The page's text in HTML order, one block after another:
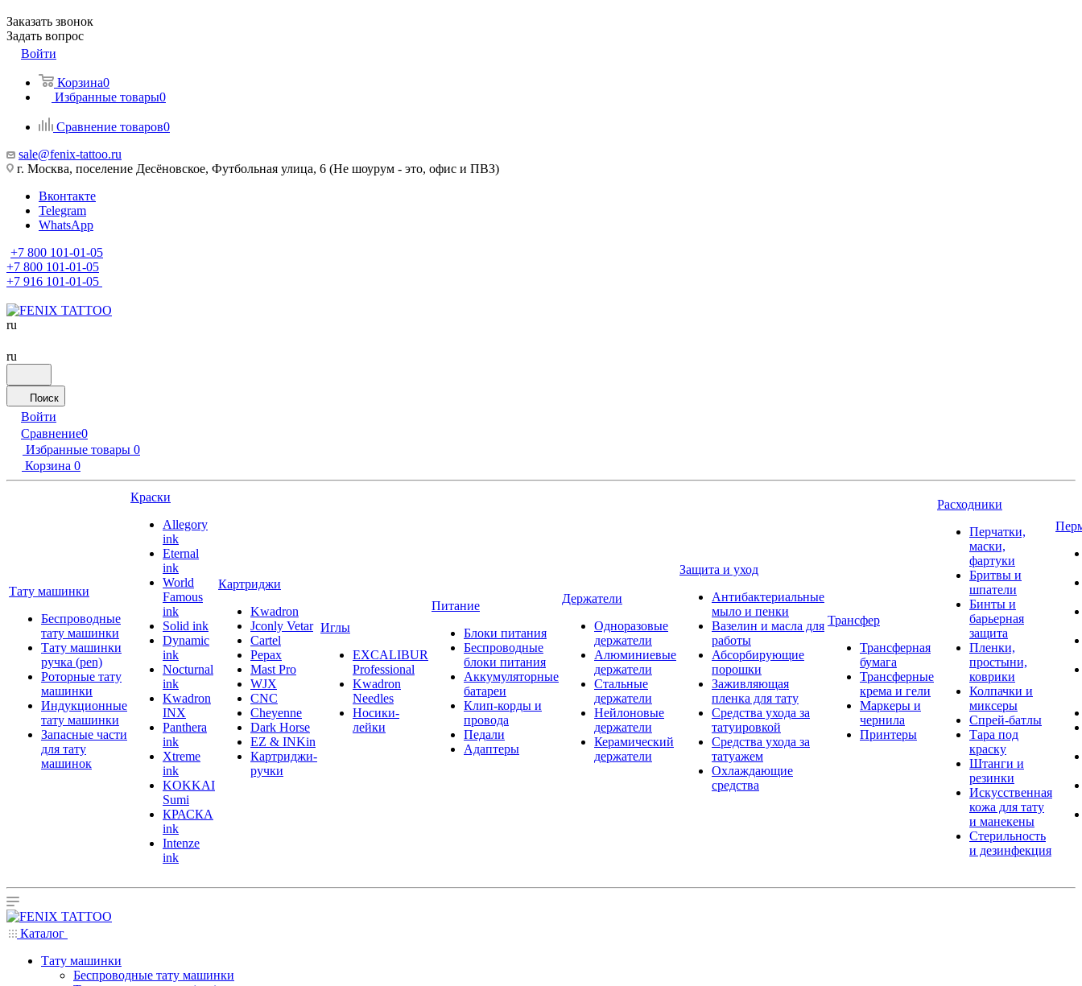
Заказать звонок
Задать вопрос
Войти
Корзина0
Избранные товары0
Сравнение товаров0
sale@fenix-tattoo.ru
г. Москва, поселение Десёновское, Футбольная улица, 6 (Не шоурум - это, офис и ПВЗ)
Вконтакте
Telegram
WhatsApp
+7 800 101-01-05
+7 800 101-01-05
+7 916 101-01-05
ru
ru
Поиск
Войти
Сравнение0
Избранные товары 0
Корзина 0
Тату машинки
Беспроводные
тату машинки
Тату машинки
ручка (pen)
Роторные тату
машинки
Индукционные
тату машинки
Запасные части
для тату
машинок
Краски
Allegory
ink
Eternal
ink
World
Famous
ink
Solid ink
Dynamic
ink
Nocturnal
ink
Kwadron
INX
Panthera
ink
Xtreme
ink
KOKKAI
Sumi
КРАСКА
ink
Intenze
ink
Картриджи
Kwadron
Jconly Vetar
Cartel
Pepax
Mast Pro
WJX
CNC
Cheyenne
Dark Horse
EZ & INKin
Картриджи-
ручки
Иглы
EXCALIBUR
Professional
Kwadron
Needles
Носики-
лейки
Питание
Блоки питания
Беспроводные
блоки питания
Аккумуляторные
батареи
Клип-корды и
провода
Педали
Адаптеры
Держатели
Одноразовые
держатели
Алюминиевые
держатели
Стальные
держатели
Нейлоновые
держатели
Керамический
держатели
Защита и уход
Антибактериальные
мыло и пенки
Вазелин и масла для
работы
Абсорбирующие
порошки
Заживляющая
пленка для тату
Средства ухода за
татуировкой
Средства ухода за
татуажем
Охлаждающие
средства
Трансфер
Трансферная
бумага
Трансферные
крема и гели
Маркеры и
чернила
Принтеры
Расходники
Перчатки,
маски,
фартуки
Бритвы и
шпатели
Бинты и
барьерная
защита
Пленки,
простыни,
коврики
Колпачки и
миксеры
Спрей-батлы
Тара под
краску
Штанги и
резинки
Искусственная
кожа для тату
и манекены
Стерильность
и дезинфекция
Каталог
Тату машинки
Беспроводные тату машинки